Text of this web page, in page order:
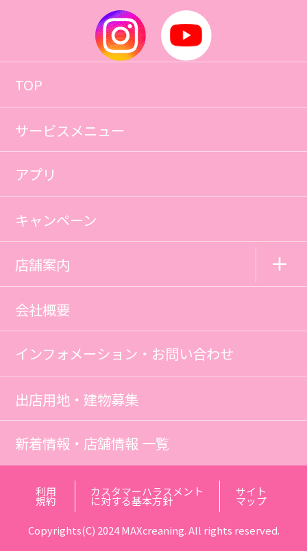
TOP
サービスメニュー
アプリ
キャンペーン
店舗案内
会社概要
インフォメーション・お問い合わせ
出店用地・建物募集
新着情報・店舗情報 一覧
利用
規約
カスタマーハラスメント
に対する基本方針
サイト
マップ
Copyrights(C) 2024 MAXcreaning. All rights reserved.